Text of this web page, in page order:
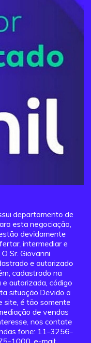
departamento de
esta negociação,
devidamente
intermediar e
Sr. Giovanni
e autorizado
cadastrado na
autorizada, código
situação.Devido a
site, é tão somente
de vendas
nos contate
fone: 11-3256-